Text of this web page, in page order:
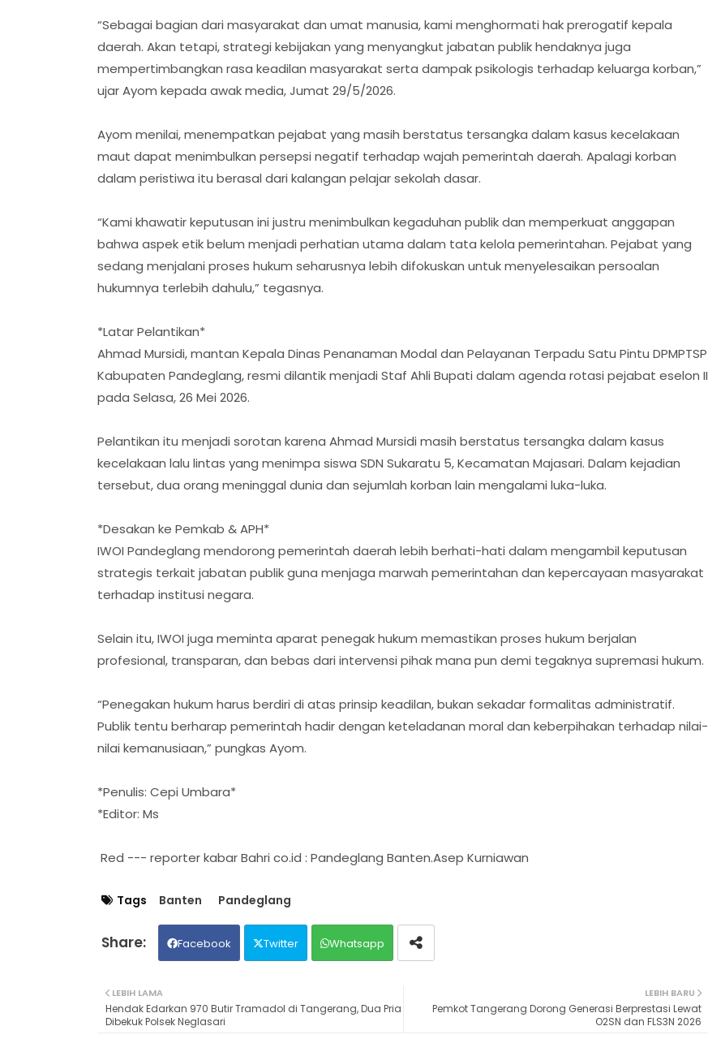
“Sebagai bagian dari masyarakat dan umat manusia, kami menghormati hak prerogatif kepala
daerah. Akan tetapi, strategi kebijakan yang menyangkut jabatan publik hendaknya juga
mempertimbangkan rasa keadilan masyarakat serta dampak psikologis terhadap keluarga korban,”
ujar Ayom kepada awak media, Jumat 29/5/2026.
Ayom menilai, menempatkan pejabat yang masih berstatus tersangka dalam kasus kecelakaan
maut dapat menimbulkan persepsi negatif terhadap wajah pemerintah daerah. Apalagi korban
dalam peristiwa itu berasal dari kalangan pelajar sekolah dasar.
“Kami khawatir keputusan ini justru menimbulkan kegaduhan publik dan memperkuat anggapan
bahwa aspek etik belum menjadi perhatian utama dalam tata kelola pemerintahan. Pejabat yang
sedang menjalani proses hukum seharusnya lebih difokuskan untuk menyelesaikan persoalan
hukumnya terlebih dahulu,” tegasnya.
*Latar Pelantikan*
Ahmad Mursidi, mantan Kepala Dinas Penanaman Modal dan Pelayanan Terpadu Satu Pintu DPMPTSP
Kabupaten Pandeglang, resmi dilantik menjadi Staf Ahli Bupati dalam agenda rotasi pejabat eselon II
pada Selasa, 26 Mei 2026.
Pelantikan itu menjadi sorotan karena Ahmad Mursidi masih berstatus tersangka dalam kasus
kecelakaan lalu lintas yang menimpa siswa SDN Sukaratu 5, Kecamatan Majasari. Dalam kejadian
tersebut, dua orang meninggal dunia dan sejumlah korban lain mengalami luka-luka.
*Desakan ke Pemkab & APH*
IWOI Pandeglang mendorong pemerintah daerah lebih berhati-hati dalam mengambil keputusan
strategis terkait jabatan publik guna menjaga marwah pemerintahan dan kepercayaan masyarakat
terhadap institusi negara.
Selain itu, IWOI juga meminta aparat penegak hukum memastikan proses hukum berjalan
profesional, transparan, dan bebas dari intervensi pihak mana pun demi tegaknya supremasi hukum.
“Penegakan hukum harus berdiri di atas prinsip keadilan, bukan sekadar formalitas administratif.
Publik tentu berharap pemerintah hadir dengan keteladanan moral dan keberpihakan terhadap nilai-
nilai kemanusiaan,” pungkas Ayom.
*Penulis: Cepi Umbara*
*Editor: Ms
Red --- reporter kabar Bahri co.id : Pandeglang Banten.Asep Kurniawan
Tags Banten Pandeglang
Facebook Twitter Whatsapp
LEBIH BARU
Pemkot Tangerang Dorong Generasi Berprestasi Lewat
O2SN dan FLS3N 2026
LEBIH LAMA
Hendak Edarkan 970 Butir Tramadol di Tangerang, Dua Pria
Dibekuk Polsek Neglasari